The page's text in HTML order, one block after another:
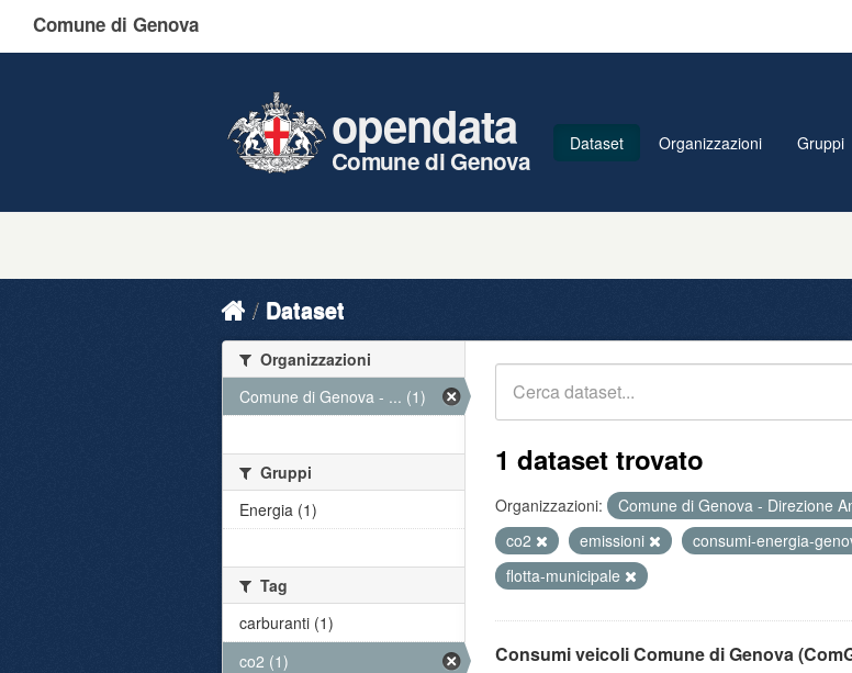
Comune di Genova
opendata
Comune di Genova
Dataset Organizzazioni Gruppi
Dataset
1 dataset trovato
Organizzazioni: Comune di Genova - Direzione
co2
emissioni consumi-energia-
flotta-municipale
Consumi veicoli Comune di Genova
Organizzazioni
Comune di Genova - ... (1)
Gruppi
Energia (1)
Tag
carburanti (1)
co2 (1)